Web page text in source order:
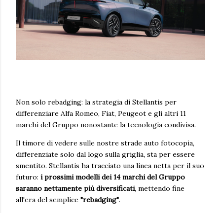
Non solo rebadging: la strategia di Stellantis per
differenziare Alfa Romeo, Fiat, Peugeot e gli altri 11
marchi del Gruppo nonostante la tecnologia condivisa.
Il timore di vedere sulle nostre strade auto fotocopia,
differenziate solo dal logo sulla griglia, sta per essere
smentito. Stellantis ha tracciato una linea netta per il suo
futuro: i prossimi modelli dei 14 marchi del Gruppo
saranno nettamente più diversificati, mettendo fine
all'era del semplice "rebadging".